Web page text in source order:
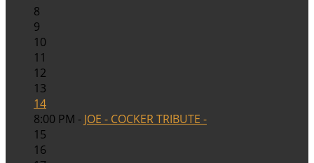
8
9
10
11
12
13
14
8:00 PM - JOE - COCKER TRIBUTE -
15
16